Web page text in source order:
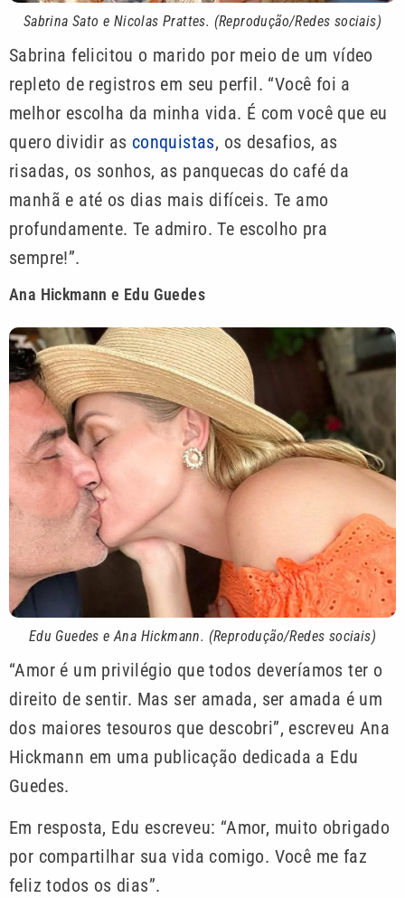
Sabrina Sato e Nicolas Prattes. (Reprodução/Redes sociais)
Sabrina felicitou o marido por meio de um vídeo
repleto de registros em seu perfil. “Você foi a
melhor escolha da minha vida. É com você que eu
quero dividir as conquistas, os desafios, as
risadas, os sonhos, as panquecas do café da
manhã e até os dias mais difíceis. Te amo
profundamente. Te admiro. Te escolho pra
sempre!”.
Ana Hickmann e Edu Guedes
Edu Guedes e Ana Hickmann. (Reprodução/Redes sociais)
“Amor é um privilégio que todos deveríamos ter o
direito de sentir. Mas ser amada, ser amada é um
dos maiores tesouros que descobri”, escreveu Ana
Hickmann em uma publicação dedicada a Edu
Guedes.
Em resposta, Edu escreveu: “Amor, muito obrigado
por compartilhar sua vida comigo. Você me faz
feliz todos os dias”.